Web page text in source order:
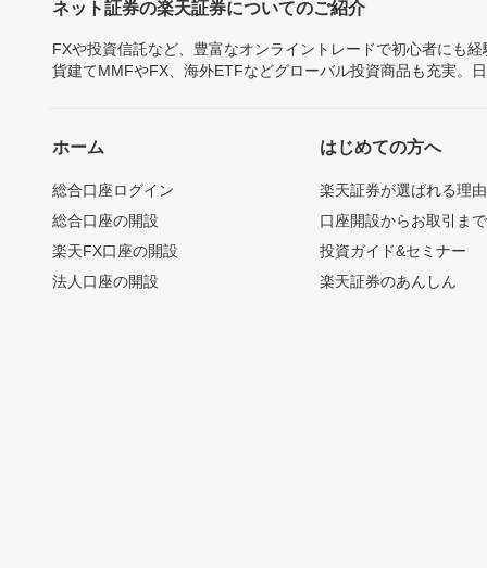
ネット証券の楽天証券についてのご紹介
FXや投資信託など、豊富なオンライントレードで初心者にも
貨建てMMFやFX、海外ETFなどグローバル投資商品も充実。
ホーム
総合口座ログイン
総合口座の開設
楽天FX口座の開設
法人口座の開設
はじめての方へ
楽天証券が選ばれる理由
口座開設からお取引ま
投資ガイド&セミナー
楽天証券のあんしん